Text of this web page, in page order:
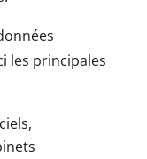
les principales